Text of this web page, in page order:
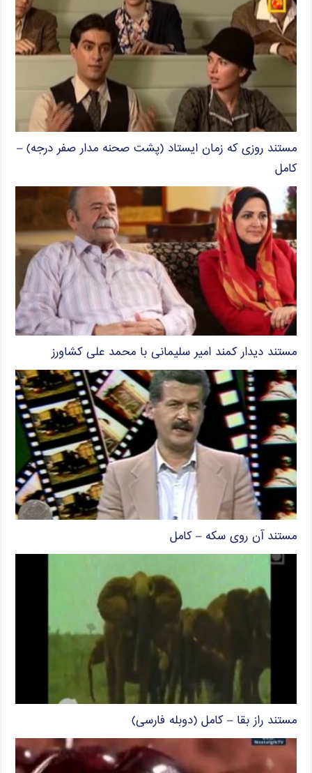
مستند روزی که زمان ایستاد (پشت صحنه مدار صفر درجه) –
کامل
مستند دیدار کمند امیر سلیمانی با محمد علی کشاورز
مستند آن روی سکه – کامل
مستند راز بقا – کامل (دوبله فارسی)